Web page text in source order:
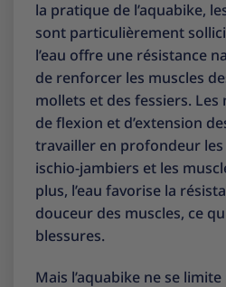
la pratique de l’aquabike,
sont particulièrement
l’eau offre une résistance
de renforcer les muscles
mollets et des fessiers.
de flexion et d’extension
travailler en profondeur les
ischio-jambiers et les
plus, l’eau favorise la
douceur des muscles, ce
blessures.
Mais l’aquabike ne se